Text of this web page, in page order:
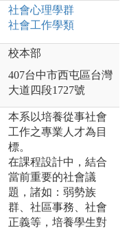
社會心理學群
社會工作學類
校本部
407台中市西屯區台灣
大道四段1727號
本系以培養從事社會
工作之專業人才為目
標。
在課程設計中，結合
當前重要的社會議
題，諸如：弱勢族
群、社區事務、社會
正義等，培養學生對